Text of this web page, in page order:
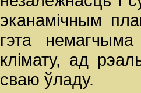
эканамічным
гэта
клімату, ад
сваю ўладу.